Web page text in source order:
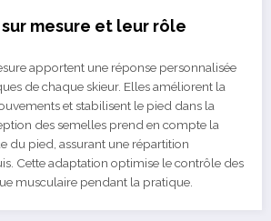
mesure et leur rôle
apportent une réponse personnalisée
de chaque skieur. Elles améliorent la
et stabilisent le pied dans la
des semelles prend en compte la
du pied, assurant une répartition
Cette adaptation optimise le contrôle des
musculaire pendant la pratique.